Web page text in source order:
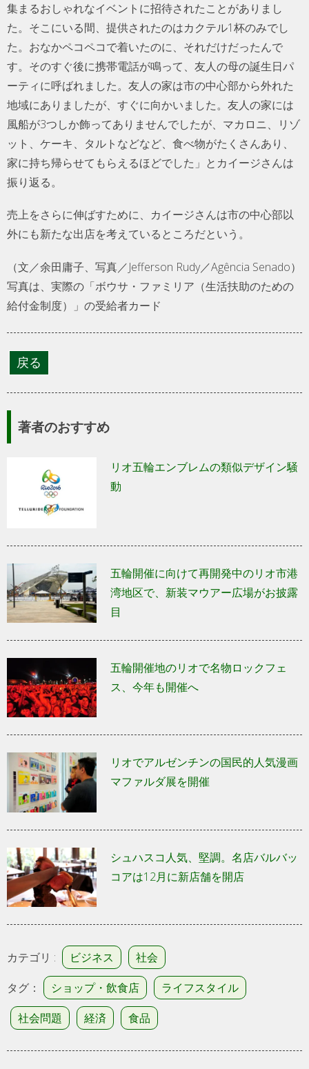
集まるおしゃれなイベントに招待されたことがありまし
た。そこにいる間、提供されたのはカクテル1杯のみでし
た。おなかペコペコで着いたのに、それだけだったんで
す。そのすぐ後に携帯電話が鳴って、友人の母の誕生日パ
ーティに呼ばれました。友人の家は市の中心部から外れた
地域にありましたが、すぐに向かいました。友人の家には
風船が3つしか飾ってありませんでしたが、マカロニ、リゾ
ット、ケーキ、タルトなどなど、食べ物がたくさんあり、
家に持ち帰らせてもらえるほどでした」とカイージさんは
振り返る。
売上をさらに伸ばすために、カイージさんは市の中心部以
外にも新たな出店を考えているところだという。
（文／余田庸子、写真／Jefferson Rudy／Agência Senado）
写真は、実際の「ボウサ・ファミリア（生活扶助のための
給付金制度）」の受給者カード
著者のおすすめ
リオ五輪エンブレムの類似デザイン騒
動
五輪開催に向けて再開発中のリオ市港
湾地区で、新装マウアー広場がお披露
目
五輪開催地のリオで名物ロックフェ
ス、今年も開催へ
リオでアルゼンチンの国民的人気漫画
マファルダ展を開催
シュハスコ人気、堅調。名店バルバッ
コアは12月に新店舗を開店
カテゴリ : ビジネス
社会
タグ：
ショップ・飲食店
ライフスタイル
社会問題
経済 食品